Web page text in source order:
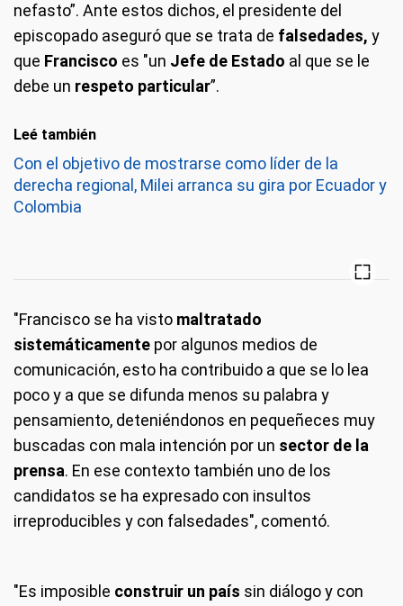
nefasto”. Ante estos dichos, el presidente del
episcopado aseguró que se trata de falsedades, y
que Francisco es "un Jefe de Estado al que se le
debe un respeto particular”.
Leé también
Con el objetivo de mostrarse como líder de la
derecha regional, Milei arranca su gira por Ecuador y
Colombia
"Francisco se ha visto maltratado
sistemáticamente por algunos medios de
comunicación, esto ha contribuido a que se lo lea
poco y a que se difunda menos su palabra y
pensamiento, deteniéndonos en pequeñeces muy
buscadas con mala intención por un sector de la
prensa. En ese contexto también uno de los
candidatos se ha expresado con insultos
irreproducibles y con falsedades", comentó.
"Es imposible construir un país sin diálogo y con